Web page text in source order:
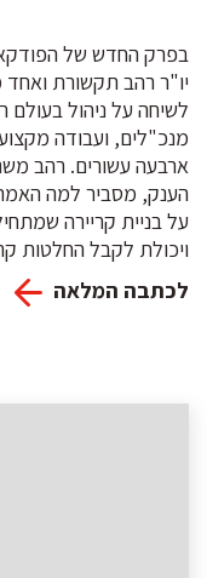
יו"ר רהב תקשורת
לשיחה על ניהול בעולם
מנכ"לים, ועבודה
ארבעה עשורים. רהב
הענק, מסביר למה האמת
על בניית קריירה
ויכולת לקבל החלטות
לכתבה המלאה